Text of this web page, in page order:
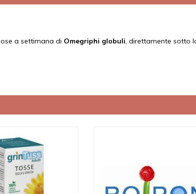
a settimana di Omegriphi globuli, direttamente sotto